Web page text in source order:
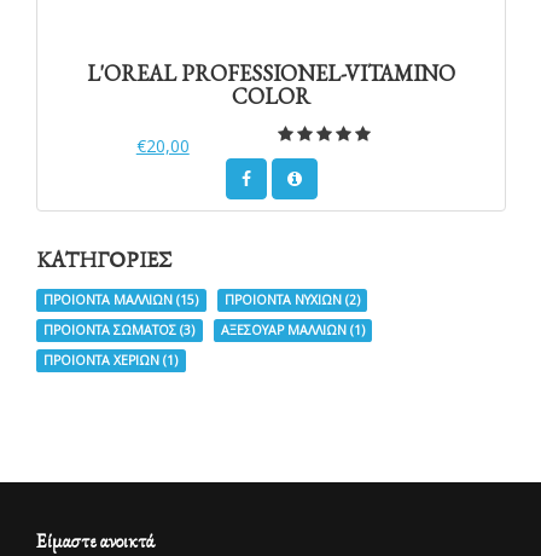
L'OREAL PROFESSIONEL-VITAMINO
COLOR
€20,00
ΚΑΤΗΓΟΡΙΕΣ
ΠΡΟΙΟΝΤΑ ΜΑΛΛΙΩΝ(15) ΠΡΟΙΟΝΤΑ ΝΥΧΙΩΝ (2)
ΠΡΟΙΟΝΤΑ ΣΩΜΑΤΟΣ(3) ΑΞΕΣΟΥΑΡ ΜΑΛΛΙΩΝ (1)
ΠΡΟΙΟΝΤΑ ΧΕΡΙΩΝ(1)
Είμαστε ανοικτά